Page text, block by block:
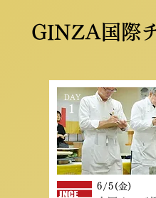
GINZA国際
DAY
1
6/5 (金)